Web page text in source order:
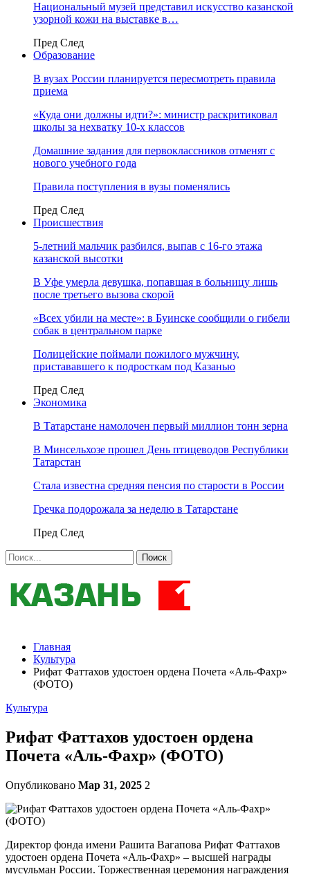
Национальный музей представил искусство казанской
узорной кожи на выставке в…
Пред След
Образование
В вузах России планируется пересмотреть правила
приема
«Куда они должны идти?»: министр раскритиковал
школы за нехватку 10-х классов
Домашние задания для первоклассников отменят с
нового учебного года
Правила поступления в вузы поменялись
Пред След
Происшествия
5-летний мальчик разбился, выпав с 16-го этажа
казанской высотки
В Уфе умерла девушка, попавшая в больницу лишь
после третьего вызова скорой
«Всех убили на месте»: в Буинске сообщили о гибели
собак в центральном парке
Полицейские поймали пожилого мужчину,
пристававшего к подросткам под Казанью
Пред След
Экономика
В Татарстане намолочен первый миллион тонн зерна
В Минсельхозе прошел День птицеводов Республики
Татарстан
Стала известна средняя пенсия по старости в России
Гречка подорожала за неделю в Татарстане
Пред След
Главная
Культура
Рифат Фаттахов удостоен ордена Почета «Аль-Фахр»
(ФОТО)
Культура
Рифат Фаттахов удостоен ордена
Почета «Аль-Фахр» (ФОТО)
Опубликовано Мар 31, 2025 2
Директор фонда имени Рашита Вагапова Рифат Фаттахов
удостоен ордена Почета «Аль-Фахр» – высшей награды
мусульман России. Торжественная церемония награждения